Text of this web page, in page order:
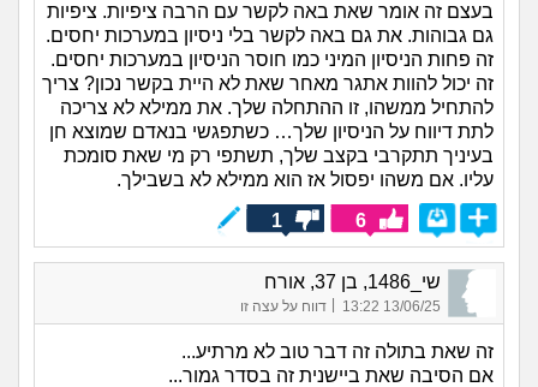
בעצם זה אומר שאת באה לקשר עם הרבה ציפיות. ציפיות
גם גבוהות. את גם באה לקשר בלי ניסיון במערכות יחסים.
זה פחות הניסיון המיני כמו חוסר הניסיון במערכות יחסים.
זה יכול להוות אתגר מאחר שאת לא היית בקשר נכון? צריך
להתחיל ממשהו, זו ההתחלה שלך. את ממילא לא צריכה
לתת דיווח על הניסיון שלך… כשתפגשי בנאדם שמוצא חן
בעיניך תתקרבי בקצב שלך, תשתפי רק מי שאת סומכת
עליו. אם משהו יפסול אז הוא ממילא לא בשבילך.
6
1
שי_1486, בן 37, אורח
13/06/25 13:22
| דווח על עצה זו
זה שאת בתולה זה דבר טוב לא מרתיע...
אם הסיבה שאת ביישנית זה בסדר גמור...